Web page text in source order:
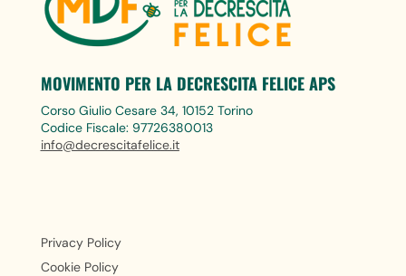
MOVIMENTO PER LA DECRESCITA FELICE APS
Corso Giulio Cesare 34, 10152 Torino
Codice Fiscale: 97726380013
info@decrescitafelice.it
Privacy Policy
Cookie Policy